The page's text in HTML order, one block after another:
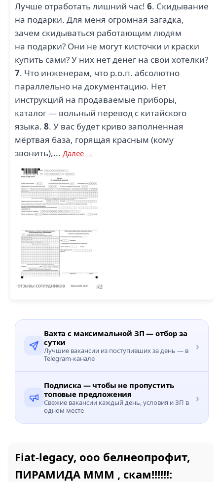
Лучше отработать лишний час! 6. Скидывание
на подарки. Для меня огромная загадка,
зачем скидываться работающим людям
на подарки? Они не могут кисточки и краски
купить сами? У них нет денег на свои хотелки?
7. Что инженерам, что р.о.п. абсолютно
параллельно на документацию. Нет
инструкций на продаваемые приборы,
каталог — вольный перевод с китайского
языка. 8. У вас будет криво заполненная
мёртвая база, горящая красным (кому
звонить),... Далее →
Вахта с максимальной ЗП — отбор за
сутки
Лучшие вакансии из поступивших за день — в
Telegram-канале
›
Подписка — чтобы не пропустить
топовые предложения
Свежие вакансии каждый день, условия и ЗП в
одном месте
›
Fiat-legacy, ооо белнеопрофит,
ПИРАМИДА МММ , скам!!!!!!: